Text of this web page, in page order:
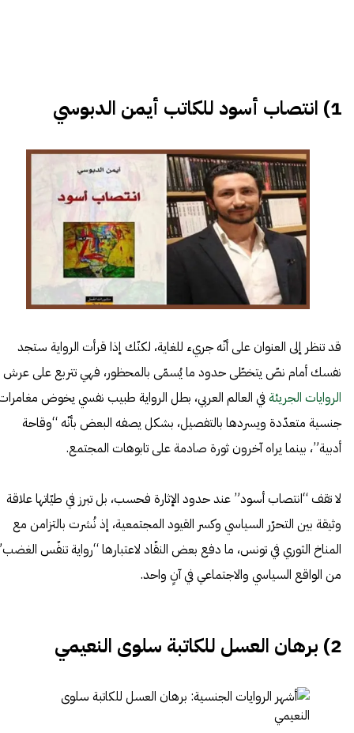
1) انتصاب أسود للكاتب أيمن الدبوسي
قد تنظر إلى العنوان على أنّه جريء للغاية، لكنّك إذا قرأت الرواية ستجد
نفسك أمام نصّ يتخطّى حدود ما يُسمّى بالمحظور، فهي تتربع على عرش
الروايات الجريئة في العالم العربي، بطل الرواية طبيب نفسي يخوض
جنسية متعدّدة ويسردها بالتفصيل، بشكل يصفه البعض بأنّه “وقاحة
أدبية”، بينما يراه آخرون ثورة صادمة على تابوهات المجتمع.
لا تقف “انتصاب أسود” عند حدود الإثارة فحسب، بل تبرز في طيّاتها علاقة
وثيقة بين التحرّر السياسي وكسر القيود المجتمعية، إذ نُشرت بالتزامن مع
المناخ الثوري في تونس، ما دفع بعض النقّاد لاعتبارها “رواية تنفّس
من الواقع السياسي والاجتماعي في آنٍ واحد.
2) برهان العسل للكاتبة سلوى النعيمي